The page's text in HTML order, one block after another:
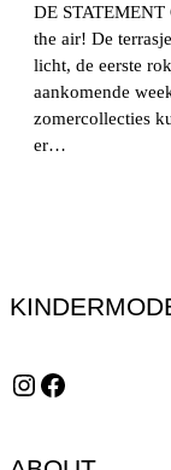
DE
the air! De
licht, de eerste
aankomende
zomercollecties
er…
Instagram Facebook